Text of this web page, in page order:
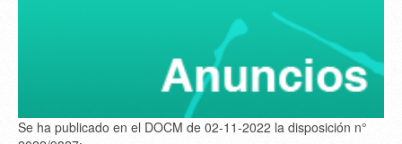
Se ha publicado en el DOCM de 02-11-2022 la disposición n°